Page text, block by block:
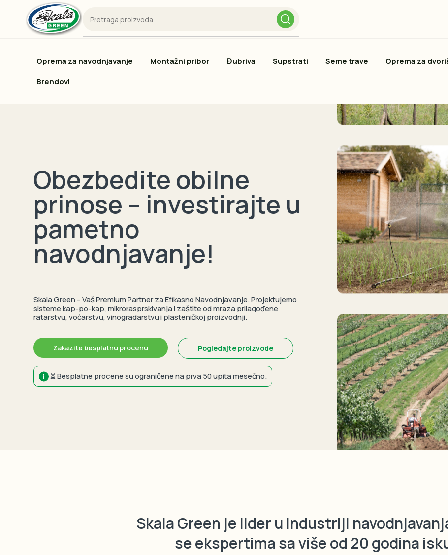
Oprema za navodnjavanje Montažni pribor Đubriva Supstrati Seme trave
Oprema za
Brendovi
Obezbedite obilne
prinose – investirajte u
pametno
navodnjavanje!
Skala Green – Vaš Premium Partner za Efikasno Navodnjavanje. Projektujemo
sisteme kap-po-kap, mikrorasprskivanja i zaštite od mraza prilagođene
ratarstvu, voćarstvu, vinogradarstvu i plasteničkoj proizvodnji.
Zakazite besplatnu procenu Pogledajte proizvode
⏳ Besplatne procene su ograničene na prva 50 upita mesečno.
Skala Green je lider u industriji
se ekspertima sa više od 20 godina